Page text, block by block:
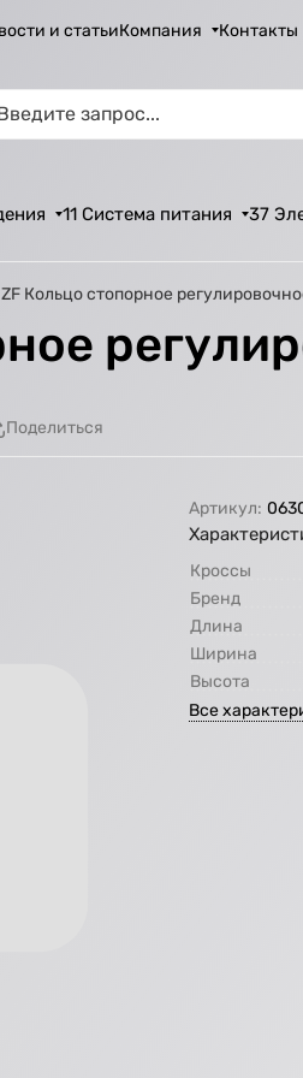
и статьиКомпания Контакты
11 Система питания 37
ZF Кольцо стопорное
Поделиться
Артикул:
Кроссы
Бренд
Длина
Ширина
Высота
Все